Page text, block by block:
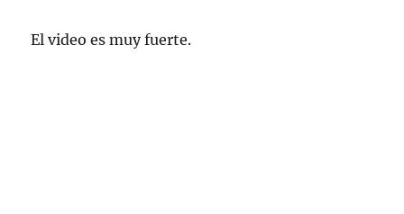
El video es muy fuerte.